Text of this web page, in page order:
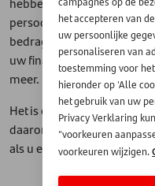
persoonsgebonden
bedrag mede bepalen,
uw financiële lasten de
meer.
Het is ook belangrijk dat u
daarom worden er altijd
als u een leningaanvraag
het accepteren van
uw persoonlijke
personaliseren van
toestemming voor
hieronder op 'Alle
het gebruik van uw
Privacy Verklaring
"voorkeuren
voorkeuren wijzigen.